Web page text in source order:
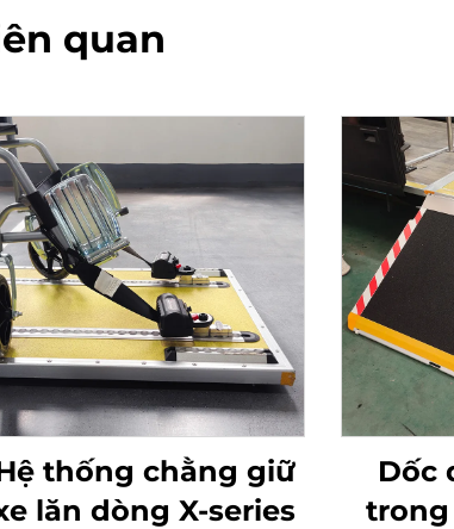
quan
thống chằng giữ
lăn dòng X-series
Dốc
trong